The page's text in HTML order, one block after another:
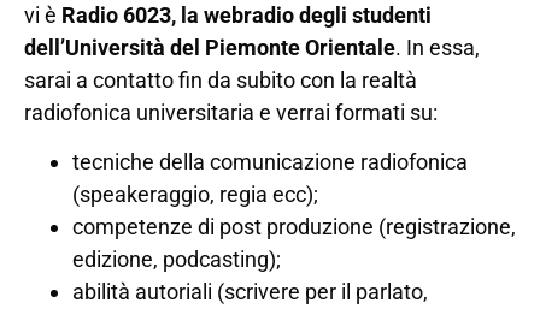
vi è Radio 6023, la webradio degli studenti
dell’Università del Piemonte Orientale. In essa,
sarai a contatto fin da subito con la realtà
radiofonica universitaria e verrai formati su:
tecniche della comunicazione radiofonica
(speakeraggio, regia ecc);
competenze di post produzione (registrazione,
edizione, podcasting);
abilità autoriali (scrivere per il parlato,